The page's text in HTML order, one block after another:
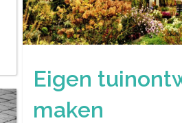
Eigen
maken